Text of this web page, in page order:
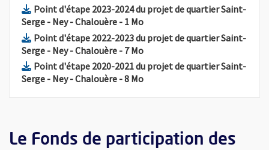
Point d'étape 2023-2024 du projet de quartier Saint-
Serge - Ney - Chalouère, Fichier au format Pdf
- 1 Mo, Ouvre une nouvelle fenêtre
Point d'étape 2022-2023 du projet de quartier Saint-
Serge - Ney - Chalouère, Fichier au format Pdf
- 7 Mo, Ouvre une nouvelle fenêtre
Point d'étape 2020-2021 du projet de quartier Saint-
Serge - Ney - Chalouère, Fichier au format Pdf
- 8 Mo, Ouvre une nouvelle fenêtre
Le Fonds de participation des